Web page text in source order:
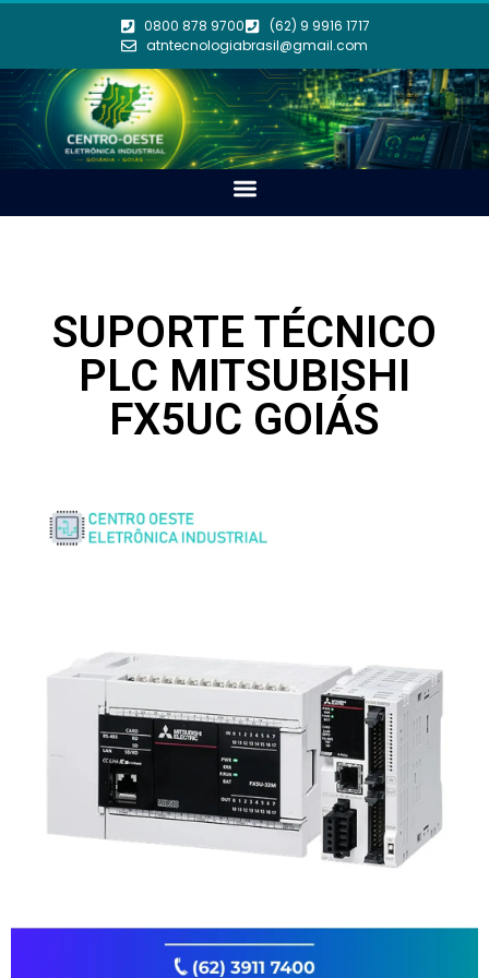
0800 878 9700
(62) 9 9916 1717
atntecnologiabrasil@gmail.com
SUPORTE TÉCNICO
PLC MITSUBISHI
FX5UC GOIÁS